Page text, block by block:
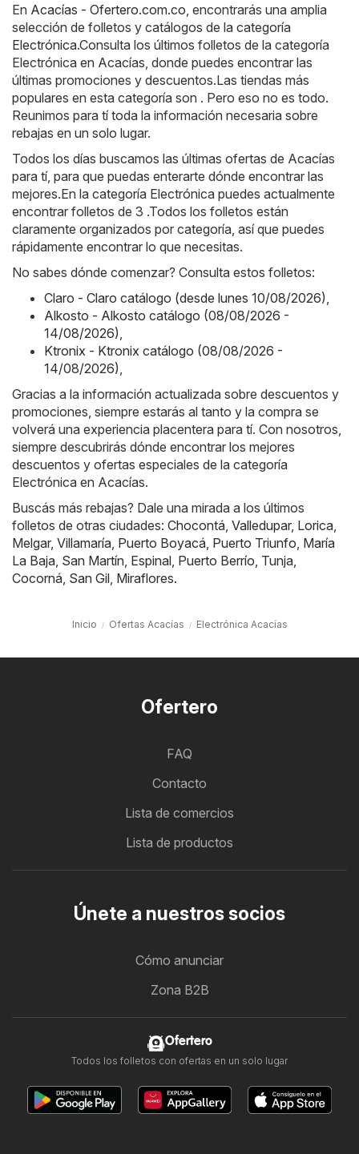
En Acacías - Ofertero.com.co , encontrarás una amplia
selección de folletos y catálogos de la categoría
Electrónica.Consulta los últimos folletos de la categoría
Electrónica en Acacías, donde puedes encontrar las
últimas promociones y descuentos.Las tiendas más
populares en esta categoría son . Pero eso no es todo.
Reunimos para tí toda la información necesaria sobre
rebajas en un solo lugar.
Todos los días buscamos las últimas ofertas de Acacías
para tí, para que puedas enterarte dónde encontrar las
mejores.En la categoría Electrónica puedes actualmente
encontrar folletos de 3 .Todos los folletos están
claramente organizados por categoría, así que puedes
rápidamente encontrar lo que necesitas.
No sabes dónde comenzar? Consulta estos folletos:
Claro - Claro catálogo (desde lunes 10/08/2026)
Alkosto - Alkosto catálogo (08/08/2026 -
14/08/2026)
Ktronix - Ktronix catálogo (08/08/2026 -
14/08/2026)
Gracias a la información actualizada sobre descuentos y
promociones, siempre estarás al tanto y la compra se
volverá una experiencia placentera para tí. Con nosotros,
siempre descubrirás dónde encontrar los mejores
descuentos y ofertas especiales de la categoría
Electrónica en Acacías.
Buscás más rebajas? Dale una mirada a los últimos
folletos de otras ciudades: Chocontá Valledupar, Lorica
Melgar, Villamaría Puerto Boyacá Puerto Triunfo María
La Baja San Martín Espinal Puerto Berrío Tunja
Cocorná San Gil Miraflores.
Inicio Ofertas Acacías Electrónica Acacías
Ofertero
FAQ
Contacto
Lista de comercios
Lista de productos
Únete a nuestros socios
Cómo anunciar
Zona B2B
Ofertero
Todos los folletos con ofertas en un solo lugar